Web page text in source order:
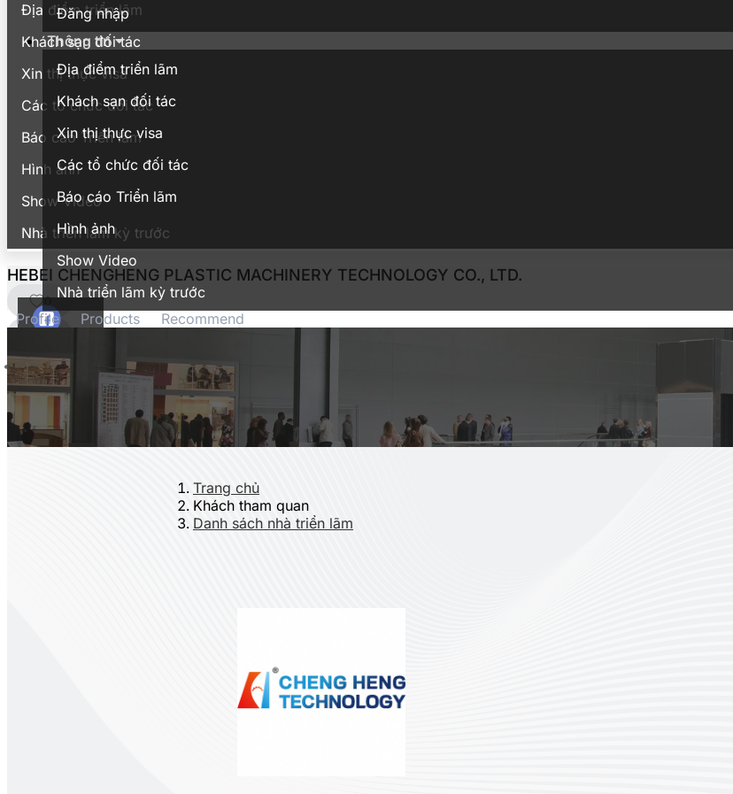
Đăng nhập
Thông tin
Địa điểm triển lãm
Khách sạn đối tác
Xin thị thực visa
Các tổ chức đối tác
Báo cáo Triển lãm
Hình ảnh
Show Video
Nhà triển lãm kỳ trước
Địa điểm triển lãm
Khách sạn đối tác
Xin thị thực visa
Các tổ chức đối tác
Báo cáo Triển lãm
Hình ảnh
Show Video
Nhà triển lãm kỳ trước
HEBEI CHENGHENG PLASTIC MACHINERY TECHNOLOGY CO., LTD.
0
Profile Products Recommend
Trang chủ
Khách tham quan
Danh sách nhà triển lãm